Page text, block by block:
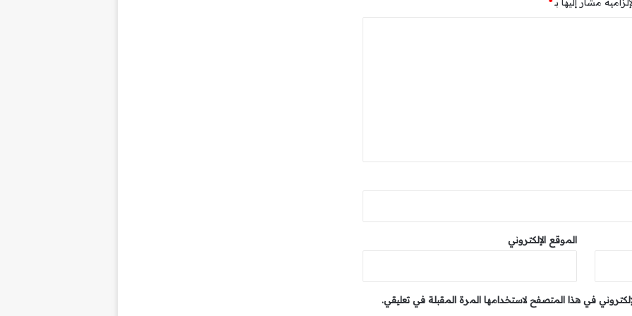
الموقع الإلكتروني
في هذا المتصفح لاستخدامها المرة المقبلة في تعليقي.